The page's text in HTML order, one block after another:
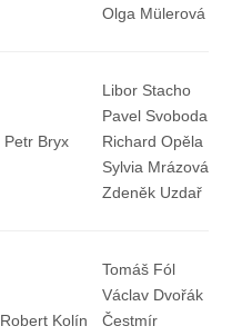
Olga Mülerová
Petr Bryx
Libor Stacho
Pavel Svoboda
Richard Opěla
Sylvia Mrázová
Zdeněk Uzdař
Robert Kolín
Tomáš Fól
Václav Dvořák
Čestmír